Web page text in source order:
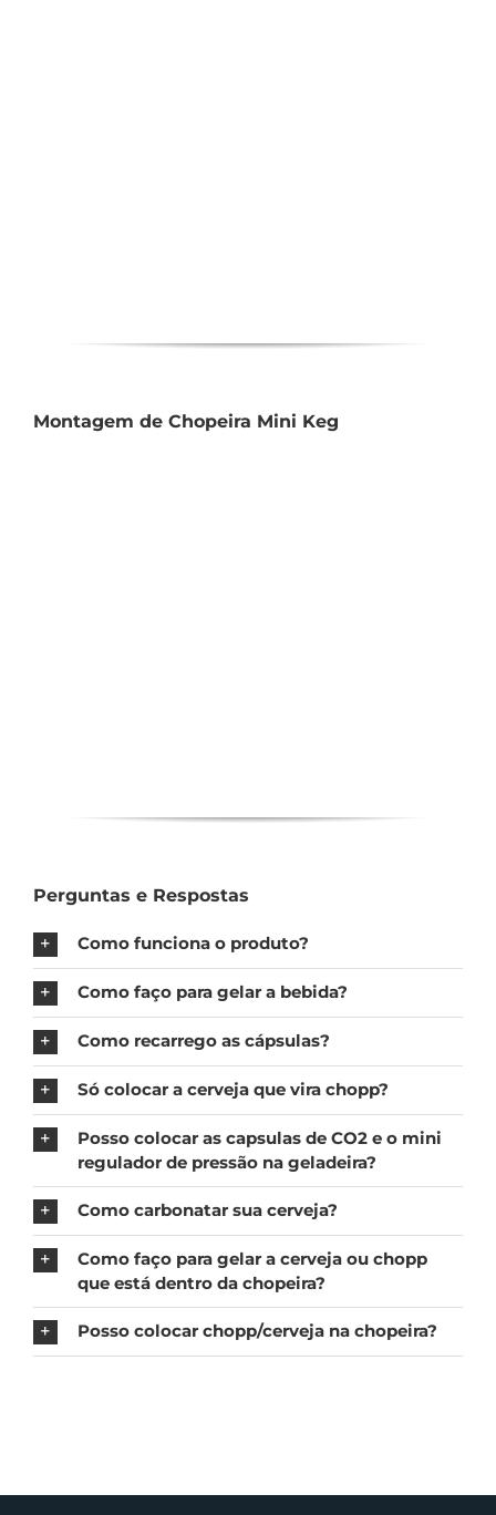
Montagem de Chopeira Mini Keg
Perguntas e Respostas
Como funciona o produto?
Como faço para gelar a bebida?
Como recarrego as cápsulas?
Só colocar a cerveja que vira chopp?
Posso colocar as capsulas de CO2 e o mini
regulador de pressão na geladeira?
Como carbonatar sua cerveja?
Como faço para gelar a cerveja ou chopp
que está dentro da chopeira?
Posso colocar chopp/cerveja na chopeira?